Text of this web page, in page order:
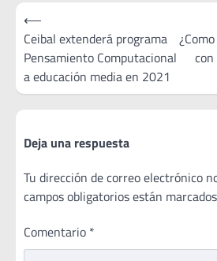
Navegación
de
entradas
⟵
Ceibal extenderá programa
Pensamiento Computacional
a educación media en 2021
Deja una respuesta
Tu dirección de correo electrónico
campos obligatorios están
Comentario *